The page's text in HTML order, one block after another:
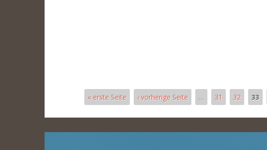
« erste Seite ‹ vorherige Seite … 31 32 33